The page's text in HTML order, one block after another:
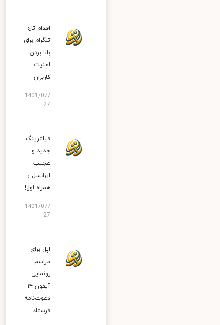
اقدام تازه
تلگرام برای
بالا بردن
امنیت
کاربران
1401/07/
27
فیلترینگ
جدید و
عجیب
ایرانسل و
همراه اول!
1401/07/
27
اپل برای
مراسم
رونمایی
آیفون ۱۴
دعوت‌نامه
فرستاد